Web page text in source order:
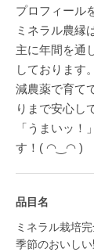
プロフィール
ミネラル農縁
主に年間を通
しております。
減農薬で育て
りまで安心し
「うまいッ
す！( ◠‿◠ )
品目名
ミネラル栽培
季節のおいし